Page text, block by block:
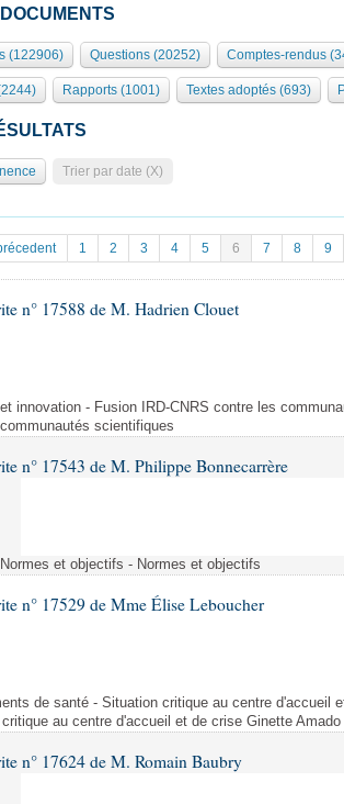
et autres organes
loi
des lois
des lois
sociale
et orales
des débats
de l'Assemblée
de l'Assemblée
Conférence des Présidents Bureau Collège des
et chiffres clés
de référence
| Règlement de l'Assemblée ... )
du palais Bourbon
séance
d'accès
de droit
(122906) Questions (20252) Comptes-rendus
Rapports (1001) Textes adoptés (693)
Trier par date (X)
1 2 3 4 5 6 7 8 9
n° 17588 de M. Hadrien Clouet
innovation - Fusion IRD-CNRS contre les
scientifiques
n° 17543 de M. Philippe Bonnecarrère
et objectifs - Normes et objectifs
n° 17529 de Mme Élise Leboucher
de santé - Situation critique au centre d'accueil
au centre d'accueil et de crise Ginette Amado
n° 17624 de M. Romain Baubry